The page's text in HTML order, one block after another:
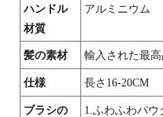
ハンドル
材質
アルミニウム
髪の素材 輸入された最
仕様 長さ16-20CM
ブラシの
1.ふわふわパ